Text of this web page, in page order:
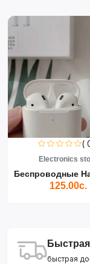
(
Electronics
125.00с.
быстрая